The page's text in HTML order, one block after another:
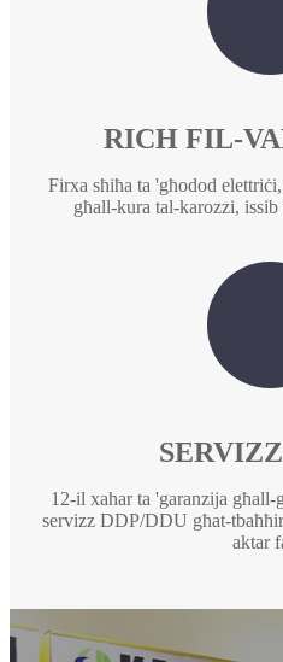
RICH FIL-
Firxa sħiħa ta 'għodod
għall-kura tal-karozzi,
12-il xahar ta 'garanzija
servizz DDP/DDU għat-
aktar